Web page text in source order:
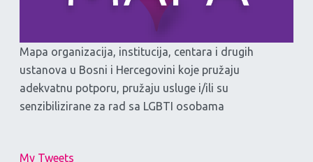
Mapa organizacija, institucija, centara i drugih
ustanova u Bosni i Hercegovini koje pružaju
adekvatnu potporu, pružaju usluge i/ili su
senzibilizirane za rad sa LGBTI osobama
My Tweets